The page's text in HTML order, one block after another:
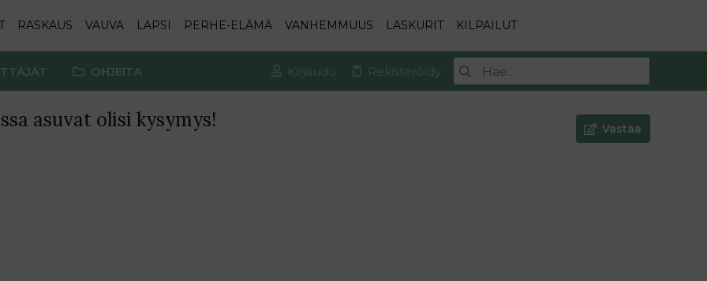
RASKAUS VAUVA LAPSI PERHE-ELÄMÄ VANHEMMUUS LASKURIT KILPAILUT
OHJEITA Kirjaudu Rekisteröidy
asuvat olisi kysymys! Vastaa